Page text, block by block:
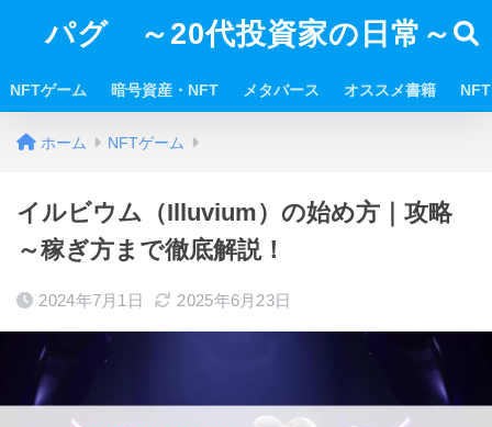
パグ ～20代投資家の日常～
NFTゲーム 暗号資産・NFT メタバース オススメ書籍
ホーム NFTゲーム
イルビウム（Illuvium）の始め方｜攻略
～稼ぎ方まで徹底解説！
2024年7月1日 2025年6月23日